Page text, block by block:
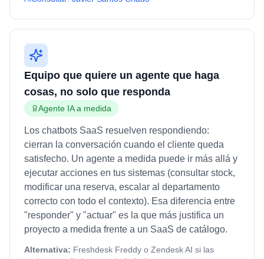
Equipo que quiere un agente que haga
cosas, no solo que responda
Agente IA a medida
Los chatbots SaaS resuelven respondiendo:
cierran la conversación cuando el cliente queda
satisfecho. Un agente a medida puede ir más allá y
ejecutar acciones en tus sistemas (consultar stock,
modificar una reserva, escalar al departamento
correcto con todo el contexto). Esa diferencia entre
"responder" y "actuar" es la que más justifica un
proyecto a medida frente a un SaaS de catálogo.
Alternativa: Freshdesk Freddy o Zendesk AI si las